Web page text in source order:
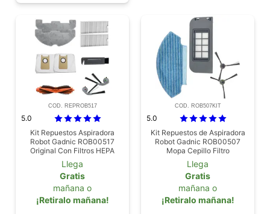
COD. REPROB517
5.0
Kit Repuestos Aspiradora
Robot Gadnic ROB00517
Original Con Filtros HEPA
Cepillos Laterales Mopas
Bolsas De Polvo
Llega
Gratis
mañana o
¡Retiralo mañana!
COD. ROB507KIT
5.0
Kit Repuestos de Aspiradora
Robot Gadnic ROB00507
Mopa Cepillo Filtro
Llega
Gratis
mañana o
¡Retiralo mañana!